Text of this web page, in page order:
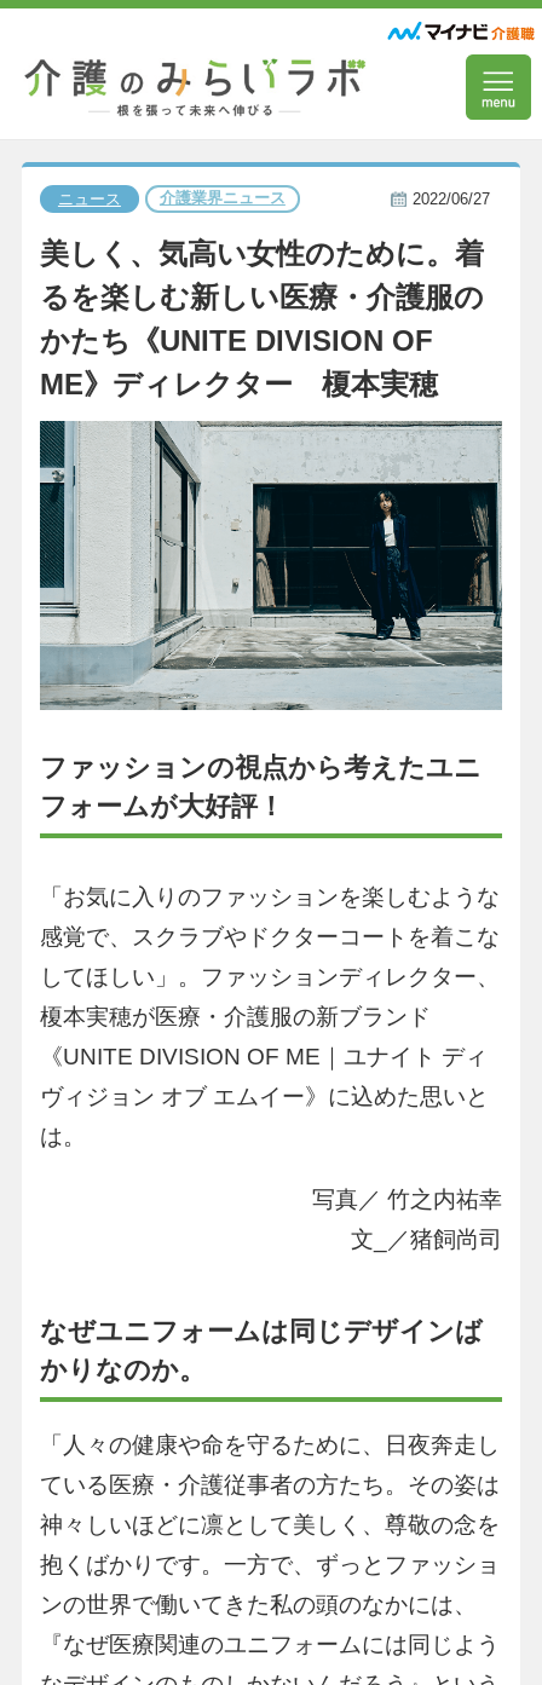
ニュース 介護業界ニュース 2022/06/27
美しく、気高い女性のために。着
るを楽しむ新しい医療・介護服の
かたち《UNITE DIVISION OF
ME》ディレクター 榎本実穂
ファッションの視点から考えたユニ
フォームが大好評！
「お気に入りのファッションを楽しむような
感覚で、スクラブやドクターコートを着こな
してほしい」。ファッションディレクター、
榎本実穂が医療・介護服の新ブランド
《UNITE DIVISION OF ME｜ユナイト ディ
ヴィジョン オブ エムイー》に込めた思いと
は。
写真／ 竹之内祐幸
文_／猪飼尚司
なぜユニフォームは同じデザインば
かりなのか。
「人々の健康や命を守るために、日夜奔走し
ている医療・介護従事者の方たち。その姿は
神々しいほどに凛として美しく、尊敬の念を
抱くばかりです。一方で、ずっとファッショ
ンの世界で働いてきた私の頭のなかには、
『なぜ医療関連のユニフォームには同じよう